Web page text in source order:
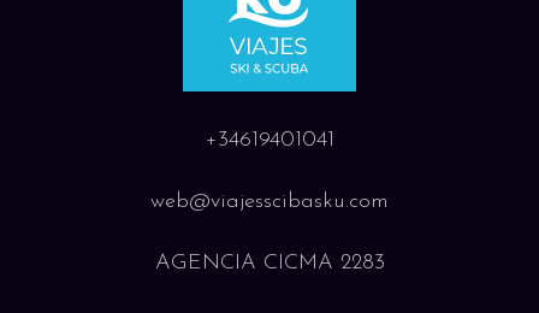
+34619401041
web@viajesscibasku.com
AGENCIA CICMA 2283